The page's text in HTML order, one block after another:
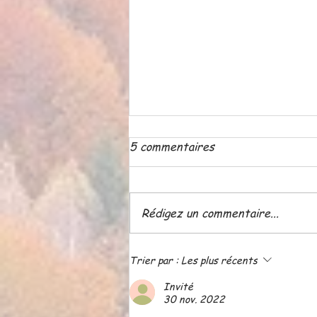
ATELIER LE 18 JUIN A 20
H 30
5 commentaires
Rédigez un commentaire...
Trier par : Les plus récents
Invité
30 nov. 2022